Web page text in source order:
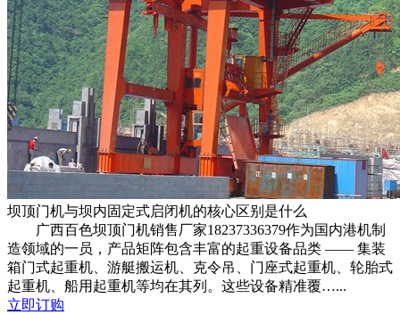
坝顶门机与坝内固定式启闭机的核心区别是什么
广西百色坝顶门机销售厂家18237336379作为国内港机制
造领域的一员，产品矩阵包含丰富的起重设备品类 —— 集装
箱门式起重机、游艇搬运机、克令吊、门座式起重机、轮胎式
起重机、船用起重机等均在其列。这些设备精准覆…...
立即订购